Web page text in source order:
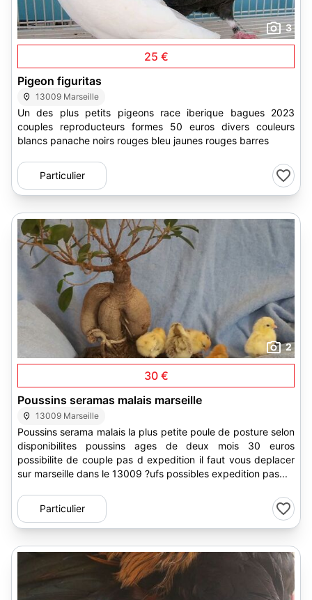
3
25 €
Pigeon figuritas
13009 Marseille
Un des plus petits pigeons race iberique bagues 2023
couples reproducteurs formes 50 euros divers couleurs
blancs panache noirs rouges bleu jaunes rouges barres
Particulier
2
30 €
Poussins seramas malais marseille
13009 Marseille
Poussins serama malais la plus petite poule de posture selon
disponibilites poussins ages de deux mois 30 euros
possibilite de couple pas d expedition il faut vous deplacer
sur marseille dans le 13009 ?ufs possibles expedition pas...
Particulier